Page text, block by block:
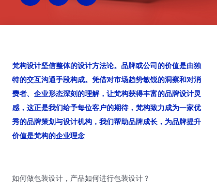
梵构设计坚信整体的设计方法论。品牌或公司的价值是由独
特的交互沟通手段构成。凭借对市场趋势敏锐的洞察和对消
费者、企业形态深刻的理解，让梵构获得丰富的品牌设计灵
感，这正是我们给予每位客户的期待，梵构致力成为一家优
秀的品牌策划与设计机构，我们帮助品牌成长，为品牌提升
价值是梵构的企业理念
如何做包装设计，产品如何进行包装设计？